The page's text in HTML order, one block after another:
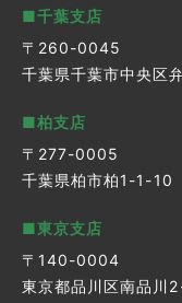
■千葉支店
〒260-0045
千葉県千葉市中央区
■柏支店
〒277-0005
千葉県柏市柏1-1-10
■東京支店
〒140-0004
東京都品川区南品川